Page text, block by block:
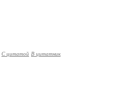
С цитатой В цитатник